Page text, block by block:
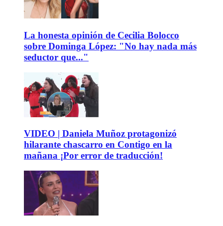
La honesta opinión de Cecilia Bolocco
sobre Dominga López: "No hay nada más
seductor que..."
VIDEO | Daniela Muñoz protagonizó
hilarante chascarro en Contigo en la
mañana ¡Por error de traducción!